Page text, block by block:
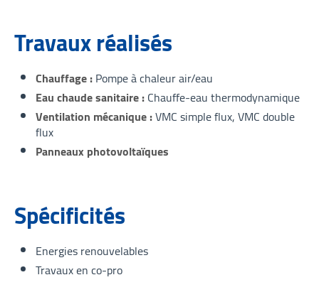
Travaux réalisés
Chauffage Pompe à chaleur air/eau
Eau chaude sanitaire Chauffe-eau thermodynamique
Ventilation mécanique VMC simple flux VMC double
flux
Panneaux photovoltaïques
Spécificités
Energies renouvelables
Travaux en co-pro